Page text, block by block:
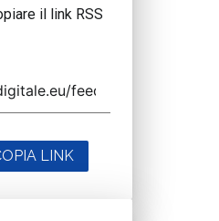
il link RSS
LINK